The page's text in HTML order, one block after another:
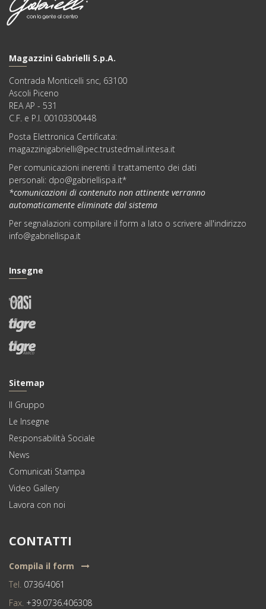
Magazzini Gabrielli S.p.A.
Contrada Monticelli snc, 63100
Ascoli Piceno
REA AP - 531
C.F. e P.I. 00103300448
Posta Elettronica Certificata:
magazzinigabrielli@pec.trustedmail.intesa.it
Per comunicazioni inerenti il trattamento dei dati
personali: dpo@gabriellispa.it*
*comunicazioni di contenuto non attinente verranno
automaticamente eliminate dal sistema
Per segnalazioni compilare ilform a lato o scrivere all'indirizzo
info@gabriellispa.it
Insegne
Sitemap
Il Gruppo
Le Insegne
Responsabilità Sociale
News
Comunicati Stampa
Video Gallery
Lavora con noi
CONTATTI
Compila il form
Tel. 0736/4061
Fax. +39.0736.406308